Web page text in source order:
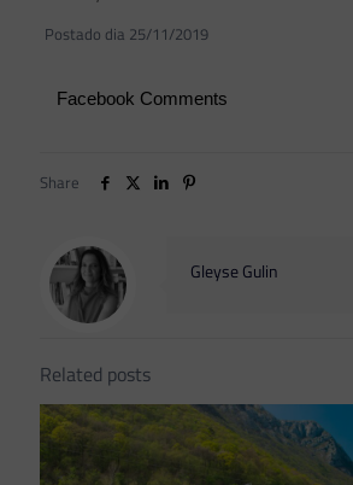
Postado dia 25/11/2019
Facebook Comments
Share
Gleyse Gulin
Related posts